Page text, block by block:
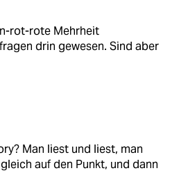
rot-rote Mehrheit
drin gewesen. Sind aber
Man liest und liest, man
auf den Punkt, und dann